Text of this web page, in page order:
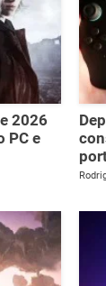
2026
PC e